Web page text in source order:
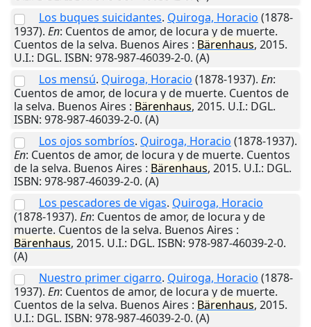
Los buques suicidantes. Quiroga, Horacio (1878-
1937). En: Cuentos de amor, de locura y de muerte.
Cuentos de la selva. Buenos Aires : Bärenhaus, 2015.
U.I.: DGL. ISBN: 978-987-46039-2-0. (A)
Los mensú. Quiroga, Horacio (1878-1937). En:
Cuentos de amor, de locura y de muerte. Cuentos de
la selva. Buenos Aires : Bärenhaus, 2015. U.I.: DGL.
ISBN: 978-987-46039-2-0. (A)
Los ojos sombríos. Quiroga, Horacio (1878-1937).
En: Cuentos de amor, de locura y de muerte. Cuentos
de la selva. Buenos Aires : Bärenhaus, 2015. U.I.: DGL.
ISBN: 978-987-46039-2-0. (A)
Los pescadores de vigas. Quiroga, Horacio
(1878-1937). En: Cuentos de amor, de locura y de
muerte. Cuentos de la selva. Buenos Aires :
Bärenhaus, 2015. U.I.: DGL. ISBN: 978-987-46039-2-0.
(A)
Nuestro primer cigarro. Quiroga, Horacio (1878-
1937). En: Cuentos de amor, de locura y de muerte.
Cuentos de la selva. Buenos Aires : Bärenhaus, 2015.
U.I.: DGL. ISBN: 978-987-46039-2-0. (A)